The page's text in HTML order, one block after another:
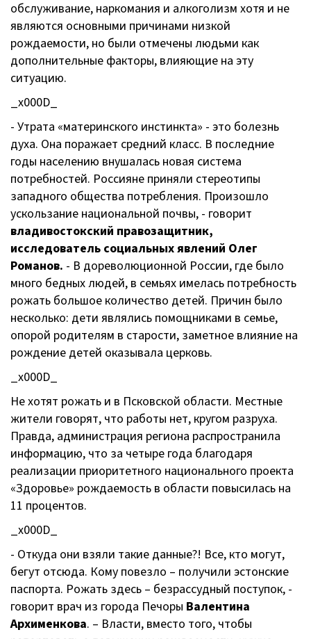
обслуживание, наркомания и алкоголизм хотя и не
являются основными причинами низкой
рождаемости, но были отмечены людьми как
дополнительные факторы, влияющие на эту
ситуацию.
_x000D_
- Утрата «материнского инстинкта» - это болезнь
духа. Она поражает средний класс. В последние
годы населению внушалась новая система
потребностей. Россияне приняли стереотипы
западного общества потребления. Произошло
ускользание национальной почвы, - говорит
владивостокский правозащитник,
исследователь социальных явлений Олег
Романов. - В дореволюционной России, где было
много бедных людей, в семьях имелась потребность
рожать большое количество детей. Причин было
несколько: дети являлись помощниками в семье,
опорой родителям в старости, заметное влияние на
рождение детей оказывала церковь.
_x000D_
Не хотят рожать и в Псковской области. Местные
жители говорят, что работы нет, кругом разруха.
Правда, администрация региона распространила
информацию, что за четыре года благодаря
реализации приоритетного национального проекта
«Здоровье» рождаемость в области повысилась на
11 процентов.
_x000D_
- Откуда они взяли такие данные?! Все, кто могут,
бегут отсюда. Кому повезло – получили эстонские
паспорта. Рожать здесь – безрассудный поступок, -
говорит врач из города Печоры Валентина
Архименкова. – Власти, вместо того, чтобы